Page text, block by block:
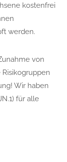
kostenfrei
werden.
von
Wir haben
für alle